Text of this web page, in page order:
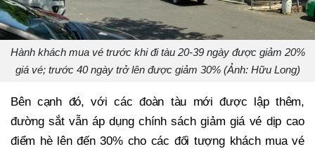
Hành khách mua vé trước khi đi tàu 20-39 ngày được giảm 20%
giá vé; trước 40 ngày trở lên được giảm 30% (Ảnh: Hữu Long)
Bên cạnh đó, với các đoàn tàu mới được lập thêm,
đường sắt vẫn áp dụng chính sách giảm giá vé dịp cao
điểm hè lên đến 30% cho các đối tượng khách mua vé